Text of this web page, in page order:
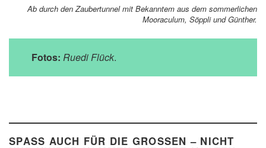
Ab durch den Zaubertunnel mit Bekanntem aus dem sommerlichen
Mooraculum, Söppli und Günther.
Fotos: Ruedi Flück.
SPASS AUCH FÜR DIE GROSSEN – NICHT